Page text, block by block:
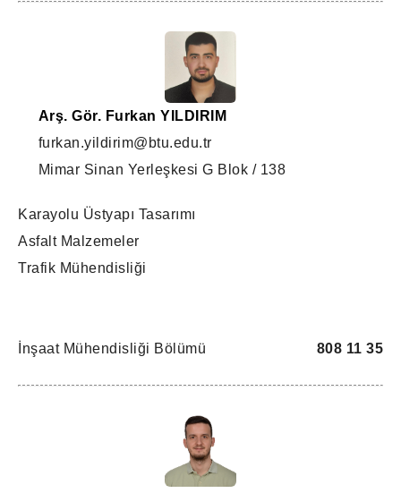
Arş. Gör. Furkan YILDIRIM
furkan.yildirim@btu.edu.tr
Mimar Sinan Yerleşkesi G Blok / 138
Karayolu Üstyapı Tasarımı
Asfalt Malzemeler
Trafik Mühendisliği
808 11 35
İnşaat Mühendisliği Bölümü